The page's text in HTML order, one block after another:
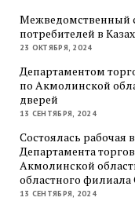
Межведомственный
потребителей в
23 ОКТЯБРЯ, 2024
Департаментом
по Акмолинской
дверей
13 СЕНТЯБРЯ, 2024
Состоялась рабочая
Департамента
Акмолинской
областного филиала
13 СЕНТЯБРЯ, 2024